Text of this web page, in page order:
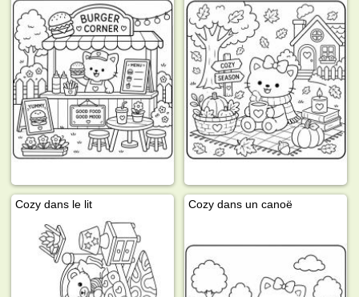
Cozy dans le lit Cozy dans un canoë